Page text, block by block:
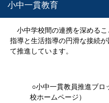
小中一貫教育
小中学校間の連携を深める
指導と生活指導の円滑な接続
て推進しています。
○小中一貫教員推進ブロ
校ホームページ）